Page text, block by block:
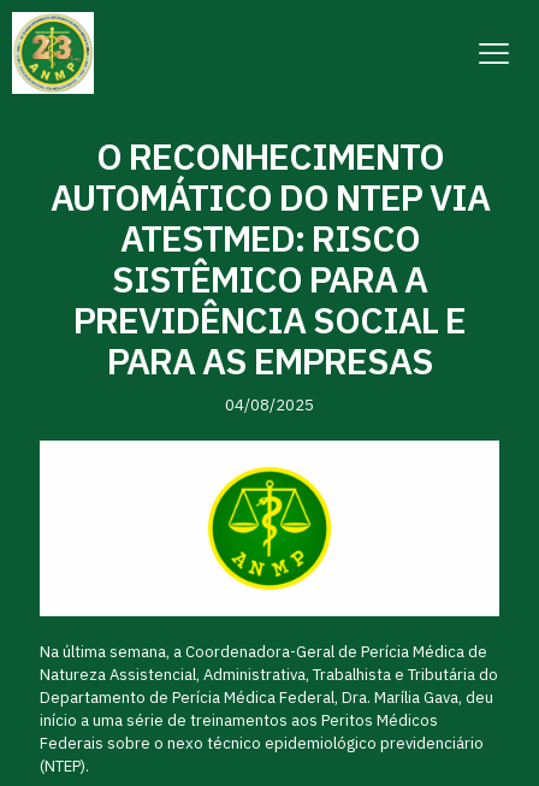
O RECONHECIMENTO
AUTOMÁTICO DO NTEP VIA
ATESTMED: RISCO
SISTÊMICO PARA A
PREVIDÊNCIA SOCIAL E
PARA AS EMPRESAS
04/08/2025
Na última semana, a Coordenadora-Geral de Perícia Médica de
Natureza Assistencial, Administrativa, Trabalhista e Tributária do
Departamento de Perícia Médica Federal, Dra. Marília Gava, deu
início a uma série de treinamentos aos Peritos Médicos
Federais sobre o nexo técnico epidemiológico previdenciário
(NTEP).